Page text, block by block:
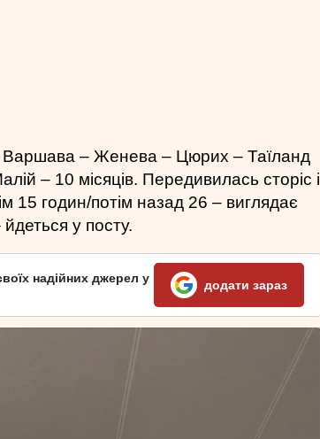
– Женева – Цюрих – Таїланд
– 10 місяців. Передивилась сторіс і
15 годин/потім назад 26 – виглядає
у посту.
надійних джерел у
додати зараз